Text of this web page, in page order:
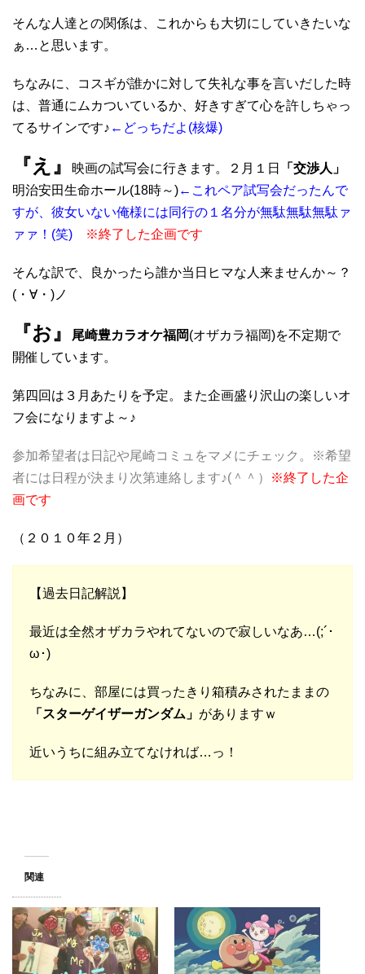
そんな人達との関係は、これからも大切にしていきたいな
ぁ…と思います。
ちなみに、コスギが誰かに対して失礼な事を言いだした時
は、普通にムカついているか、好きすぎて心を許しちゃっ
てるサインです♪ ←どっちだよ(核爆)
『え』 映画の試写会に行きます。２月１日
「交渉人」
明治安田生命ホール(18時～)←これペア試写会だったんで
すが、彼女いない俺様には同行の１名分が無駄無駄無駄ァ
ァァ！(笑)
※終了した企画です
そんな訳で、良かったら誰か当日ヒマな人来ませんか～？
(・∀・)ノ
『お』 尾崎豊カラオケ福岡(オザカラ福岡)を不定期で
開催しています。
第四回は３月あたりを予定。また企画盛り沢山の楽しいオ
フ会になりますよ～♪
参加希望者は日記や尾崎コミュをマメにチェック。※希望
者には日程が決まり次第連絡します♪(＾＾）
※終了した企
画です
（２０１０年２月）
【過去日記解説】
最近は全然オザカラやれてないので寂しいなあ…(;´･
ω･)
ちなみに、部屋には買ったきり箱積みされたままの
「スターゲイザーガンダム」 がありますｗ
近いうちに組み立てなければ…っ！
関連